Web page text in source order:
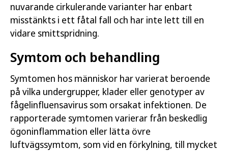
nuvarande cirkulerande varianter har enbart
misstänkts i ett fåtal fall och har inte lett till en
vidare smittspridning.
Symtom och behandling
Symtomen hos människor har varierat beroende
på vilka undergrupper, klader eller genotyper av
fågelinfluensavirus som orsakat infektionen. De
rapporterade symtomen varierar från beskedlig
ögoninflammation eller lätta övre
luftvägssymtom, som vid en förkylning, till mycket